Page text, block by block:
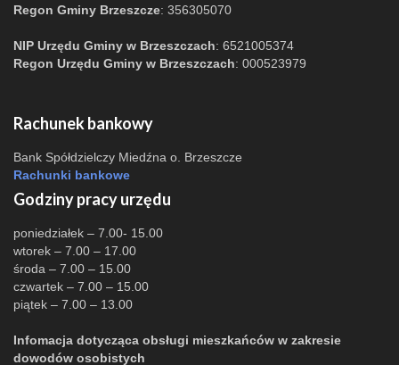
Regon Gminy Brzeszcze: 356305070
NIP Urzędu Gminy w Brzeszczach: 6521005374
Regon Urzędu Gminy w Brzeszczach: 000523979
Rachunek bankowy
Bank Spółdzielczy Miedźna o. Brzeszcze
Rachunki bankowe
Godziny pracy urzędu
poniedziałek – 7.00- 15.00
wtorek – 7.00 – 17.00
środa – 7.00 – 15.00
czwartek – 7.00 – 15.00
piątek – 7.00 – 13.00
Infomacja dotycząca obsługi mieszkańców w zakresie
dowodów osobistych